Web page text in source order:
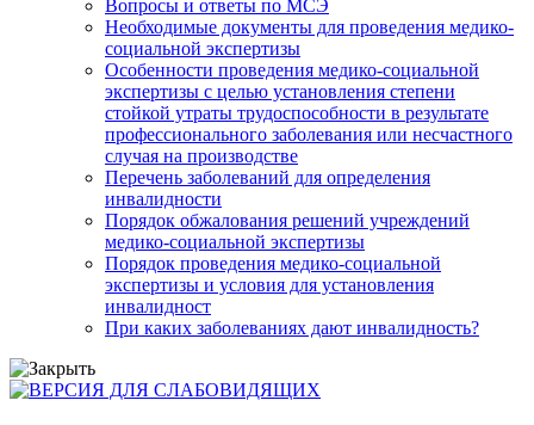
Вопросы и ответы по МСЭ
Необходимые документы для проведения медико-
социальной экспертизы
Особенности проведения медико-социальной
экспертизы с целью установления степени
стойкой утраты трудоспособности в результате
профессионального заболевания или несчастного
случая на производстве
Перечень заболеваний для определения
инвалидности
Порядок обжалования решений учреждений
медико-социальной экспертизы
Порядок проведения медико-социальной
экспертизы и условия для установления
инвалидност
При каких заболеваниях дают инвалидность?